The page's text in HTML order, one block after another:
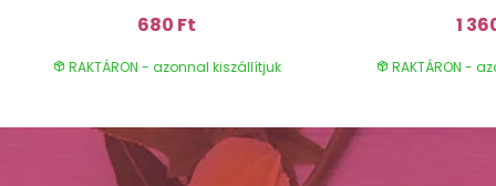
680 Ft
RAKTÁRON - azonnal kiszállítjuk
1
RAKTÁRON -